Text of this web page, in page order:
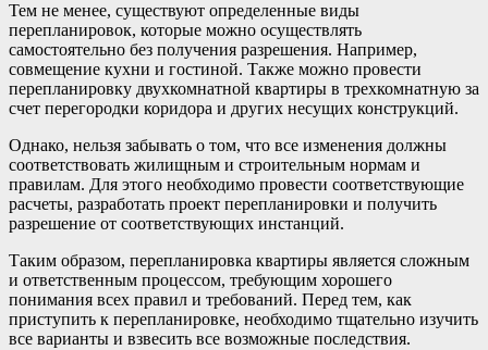
Тем не менее, существуют определенные виды
перепланировок, которые можно осуществлять
самостоятельно без получения разрешения. Например,
совмещение кухни и гостиной. Также можно провести
перепланировку двухкомнатной квартиры в трехкомнатную за
счет перегородки коридора и других несущих конструкций.
Однако, нельзя забывать о том, что все изменения должны
соответствовать жилищным и строительным нормам и
правилам. Для этого необходимо провести соответствующие
расчеты, разработать проект перепланировки и получить
разрешение от соответствующих инстанций.
Таким образом, перепланировка квартиры является сложным
и ответственным процессом, требующим хорошего
понимания всех правил и требований. Перед тем, как
приступить к перепланировке, необходимо тщательно изучить
все варианты и взвесить все возможные последствия.